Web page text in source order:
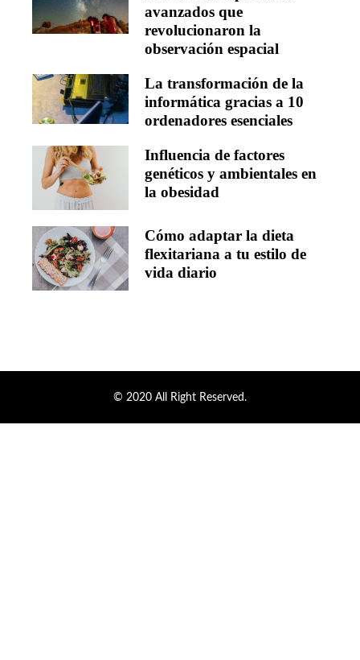
avanzados que
revolucionaron la
observación espacial
La transformación de la
informática gracias a 10
ordenadores esenciales
Influencia de factores
genéticos y ambientales en
la obesidad
Cómo adaptar la dieta
flexitariana a tu estilo de
vida diario
© 2020 All Right Reserved.